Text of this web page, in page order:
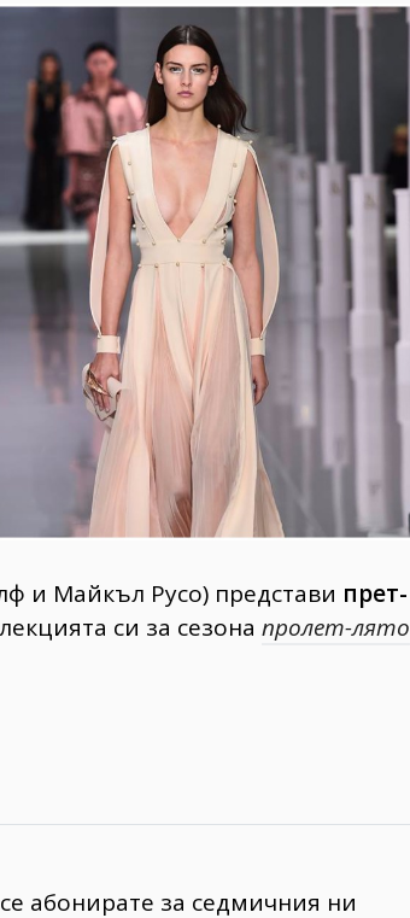
и Майкъл Русо) представи прет-
си за сезона пролет-лято
абонирате за седмичния ни